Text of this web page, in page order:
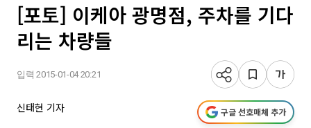
[포토] 이케아 광명점, 주차를 기다
리는 차량들
입력 2015-01-04 20:21
신태현 기자 구글 선호매체 추가